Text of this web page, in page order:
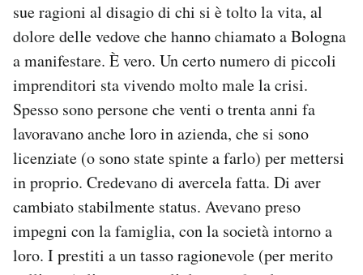
sue ragioni al disagio di chi si è tolto la vita, al
dolore delle vedove che hanno chiamato a Bologna
a manifestare. È vero. Un certo numero di piccoli
imprenditori sta vivendo molto male la crisi.
Spesso sono persone che venti o trenta anni fa
lavoravano anche loro in azienda, che si sono
licenziate (o sono state spinte a farlo) per mettersi
in proprio. Credevano di avercela fatta. Di aver
cambiato stabilmente status. Avevano preso
impegni con la famiglia, con la società intorno a
loro. I prestiti a un tasso ragionevole (per merito